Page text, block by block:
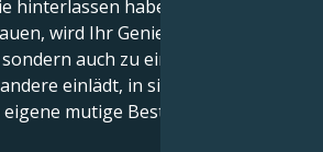
hinterlassen haben. Wenn Sie
wird Ihr Genie nicht nur
auch zu einem
einlädt, in sich selbst zu
mutige Bestimmung zu